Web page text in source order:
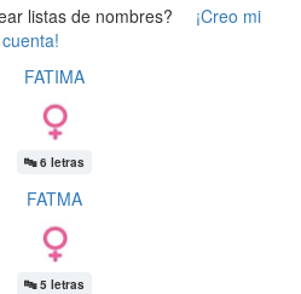
listas de nombres?
¡Creo mi
cuenta!
FATIMA
🔤6 letras
FATMA
🔤5 letras